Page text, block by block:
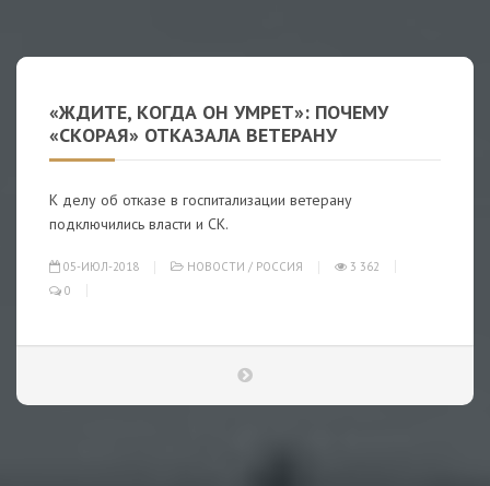
«ЖДИТЕ, КОГДА ОН УМРЕТ»: ПОЧЕМУ
«СКОРАЯ» ОТКАЗАЛА ВЕТЕРАНУ
К делу об отказе в госпитализации ветерану
подключились власти и СК.
05-ИЮЛ-2018 НОВОСТИ / РОССИЯ
3 362
0